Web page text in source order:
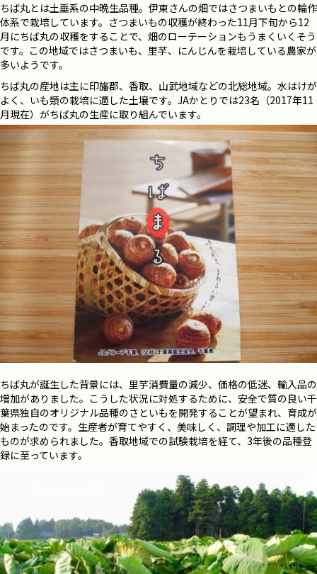
ちば丸とは土垂系の中晩生品種。伊東さんの畑ではさつまいもとの輪作
体系で栽培しています。さつまいもの収穫が終わった11月下旬から12
月にちば丸の収穫をすることで、畑のローテーションもうまくいくそう
です。この地域ではさつまいも、里芋、にんじんを栽培している農家が
多いようです。
ちば丸の産地は主に印旛郡、香取、山武地域などの北総地域。水はけが
よく、いも類の栽培に適した土壌です。JAかとりでは23名（2017年11
月現在）がちば丸の生産に取り組んでいます。
ちば丸が誕生した背景には、里芋消費量の減少、価格の低迷、輸入品の
増加がありました。こうした状況に対処するために、安全で質の良い千
葉県独自のオリジナル品種のさといもを開発することが望まれ、育成が
始まったのです。生産者が育てやすく、美味しく、調理や加工に適した
ものが求められました。香取地域での試験栽培を経て、3年後の品種登
録に至っています。